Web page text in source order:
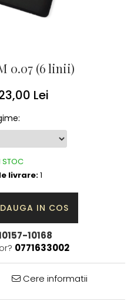
0.07 (6 linii)
Lei
:
STOC
livrare:1
IN COS
10168
0771633002
Cere informatii